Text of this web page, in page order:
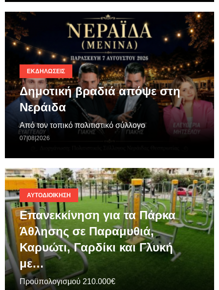
ΕΚΔΗΛΏΣΕΙΣ
Δημοτική βραδιά απόψε στη
Νεράιδα
Από τον τοπικό πολιτιστικό σύλλογο
07|08|2026
ΑΥΤΟΔΙΟΊΚΗΣΗ
Επανεκκίνηση για τα Πάρκα
Άθλησης σε Παραμυθιά,
Καρυώτι, Γαρδίκι και Γλυκή
με…
Προϋπολογισμού 210.000€